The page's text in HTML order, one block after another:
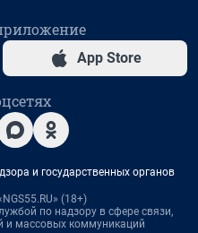
App Store
и государственных органов
(18+)
по надзору в сфере связи,
и массовых коммуникаций